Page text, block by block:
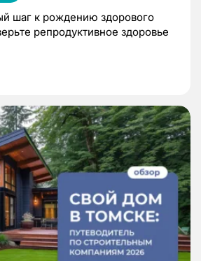
шаг к рождению здорового
репродуктивное здоровье